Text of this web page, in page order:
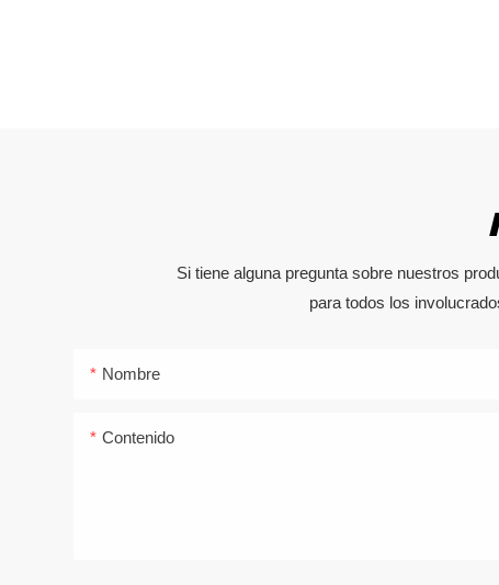
Si tiene alguna pregunta sobre nuestros
para todos los
Nombre
Contenido